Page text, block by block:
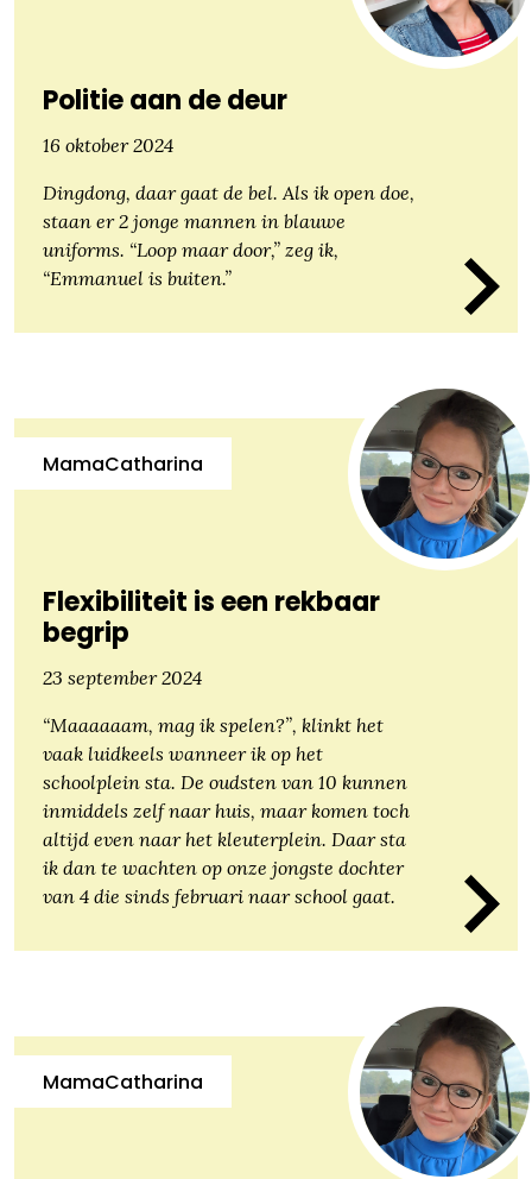
Politie aan de deur
16 oktober 2024
Dingdong, daar gaat de bel. Als ik open doe,
staan er 2 jonge mannen in blauwe
uniforms. “Loop maar door,” zeg ik,
“Emmanuel is buiten.”
Flexibiliteit is een rekbaar
begrip
MamaCatharina
23 september 2024
“Maaaaaam, mag ik spelen?”, klinkt het
vaak luidkeels wanneer ik op het
schoolplein sta. De oudsten van 10 kunnen
inmiddels zelf naar huis, maar komen toch
altijd even naar het kleuterplein. Daar sta
ik dan te wachten op onze jongste dochter
van 4 die sinds februari naar school gaat.
MamaCatharina